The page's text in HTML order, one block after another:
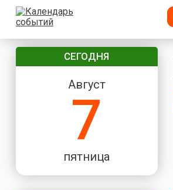
СЕГОДНЯ
Август
7
пятница